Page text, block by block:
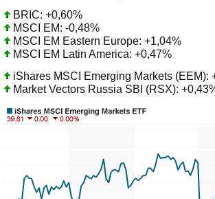
BRIC: +0,60%
MSCI EM: -0,48%
MSCI EM Eastern Europe: +1,04%
MSCI EM Latin America: +0,47%
iShares MSCI Emerging Markets (EEM):
Market Vectors Russia SBI (RSX):